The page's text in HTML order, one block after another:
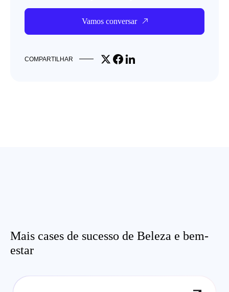
Vamos conversar
COMPARTILHAR Share on X
Share on Facebook
Share on LinkedIn
Mais cases de sucesso de Beleza e bem-
estar